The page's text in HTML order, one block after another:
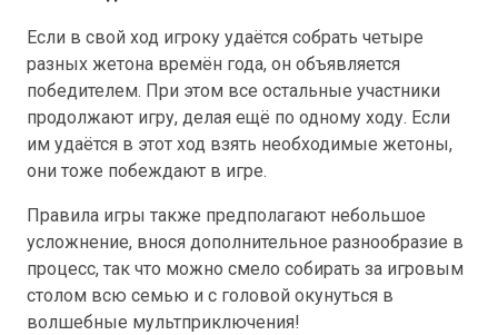
Если в свой ход игроку удаётся собрать четыре
разных жетона времён года, он объявляется
победителем. При этом все остальные участники
продолжают игру, делая ещё по одному ходу. Если
им удаётся в этот ход взять необходимые жетоны,
они тоже побеждают в игре.
Правила игры также предполагают небольшое
усложнение, внося дополнительное разнообразие в
процесс, так что можно смело собирать за игровым
столом всю семью и с головой окунуться в
волшебные мультприключения!